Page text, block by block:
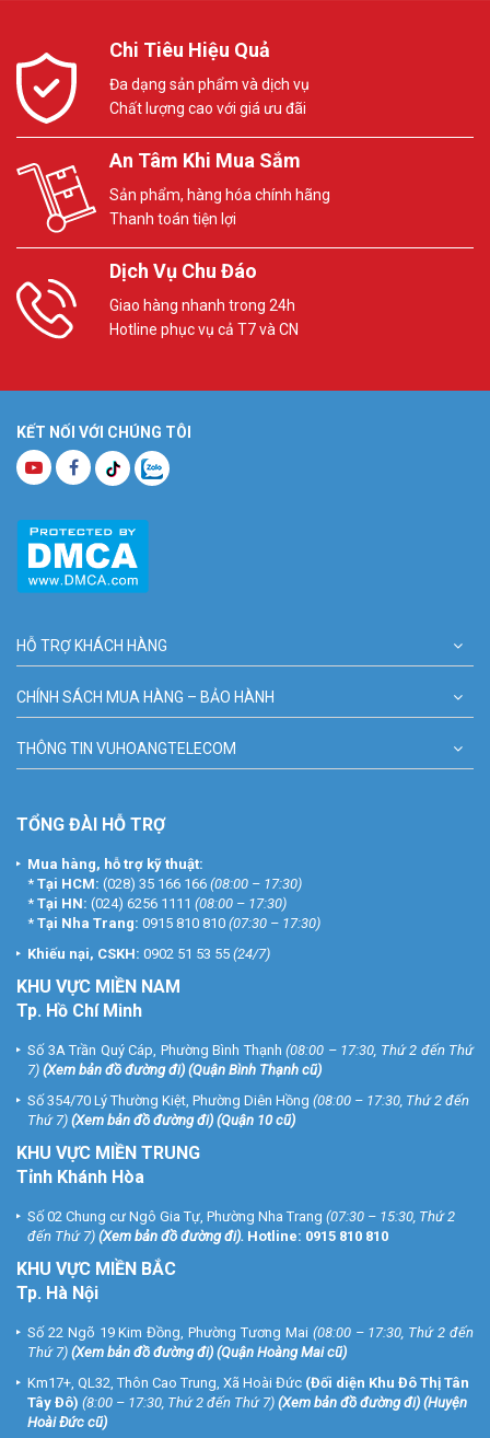
Chi Tiêu Hiệu Quả
Đa dạng sản phẩm và dịch vụ
Chất lượng cao với giá ưu đãi
An Tâm Khi Mua Sắm
Sản phẩm, hàng hóa chính hãng
Thanh toán tiện lợi
Dịch Vụ Chu Đáo
Giao hàng nhanh trong 24h
Hotline phục vụ cả T7 và CN
KẾT NỐI VỚI CHÚNG TÔI
HỖ TRỢ KHÁCH HÀNG
CHÍNH SÁCH MUA HÀNG – BẢO HÀNH
THÔNG TIN VUHOANGTELECOM
TỔNG ĐÀI HỖ TRỢ
Mua hàng, hỗ trợ kỹ thuật:
* Tại HCM: (028) 35 166 166 (08:00 – 17:30)
* Tại HN: (024) 6256 1111 (08:00 – 17:30)
* Tại Nha Trang: 0915 810 810 (07:30 – 17:30)
Khiếu nại, CSKH: 0902 51 53 55 (24/7)
KHU VỰC MIỀN NAM
Tp. Hồ Chí Minh
Số 3A Trần Quý Cáp, Phường Bình Thạnh (08:00 – 17:30, Thứ 2 đến Thứ
7) (Xem bản đồ đường đi) (Quận Bình Thạnh cũ)
Số 354/70 Lý Thường Kiệt, Phường Diên Hồng (08:00 – 17:30, Thứ 2 đến
Thứ 7) (Xem bản đồ đường đi) (Quận 10 cũ)
KHU VỰC MIỀN TRUNG
Tỉnh Khánh Hòa
Số 02 Chung cư Ngô Gia Tự, Phường Nha Trang (07:30 – 15:30, Thứ 2
đến Thứ 7) (Xem bản đồ đường đi). Hotline: 0915 810 810
KHU VỰC MIỀN BẮC
Tp. Hà Nội
Số 22 Ngõ 19 Kim Đồng, Phường Tương Mai (08:00 – 17:30, Thứ 2 đến
Thứ 7) (Xem bản đồ đường đi) (Quận Hoàng Mai cũ)
Km17+, QL32, Thôn Cao Trung, Xã Hoài Đức (Đối diện Khu Đô Thị Tân
Tây Đô) (8:00 – 17:30, Thứ 2 đến Thứ 7) (Xem bản đồ đường đi) (Huyện
Hoài Đức cũ)